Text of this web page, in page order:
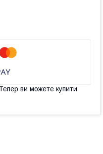
ви можете купити